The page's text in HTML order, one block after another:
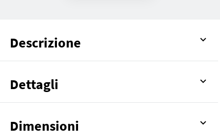
Descrizione
Dettagli
Dimensioni